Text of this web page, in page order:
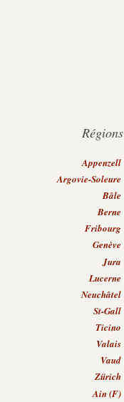
Régions
Appenzell
Argovie-Soleure
Bâle
Berne
Fribourg
Genève
Jura
Lucerne
Neuchâtel
St-Gall
Ticino
Valais
Vaud
Zürich
Ain (F)